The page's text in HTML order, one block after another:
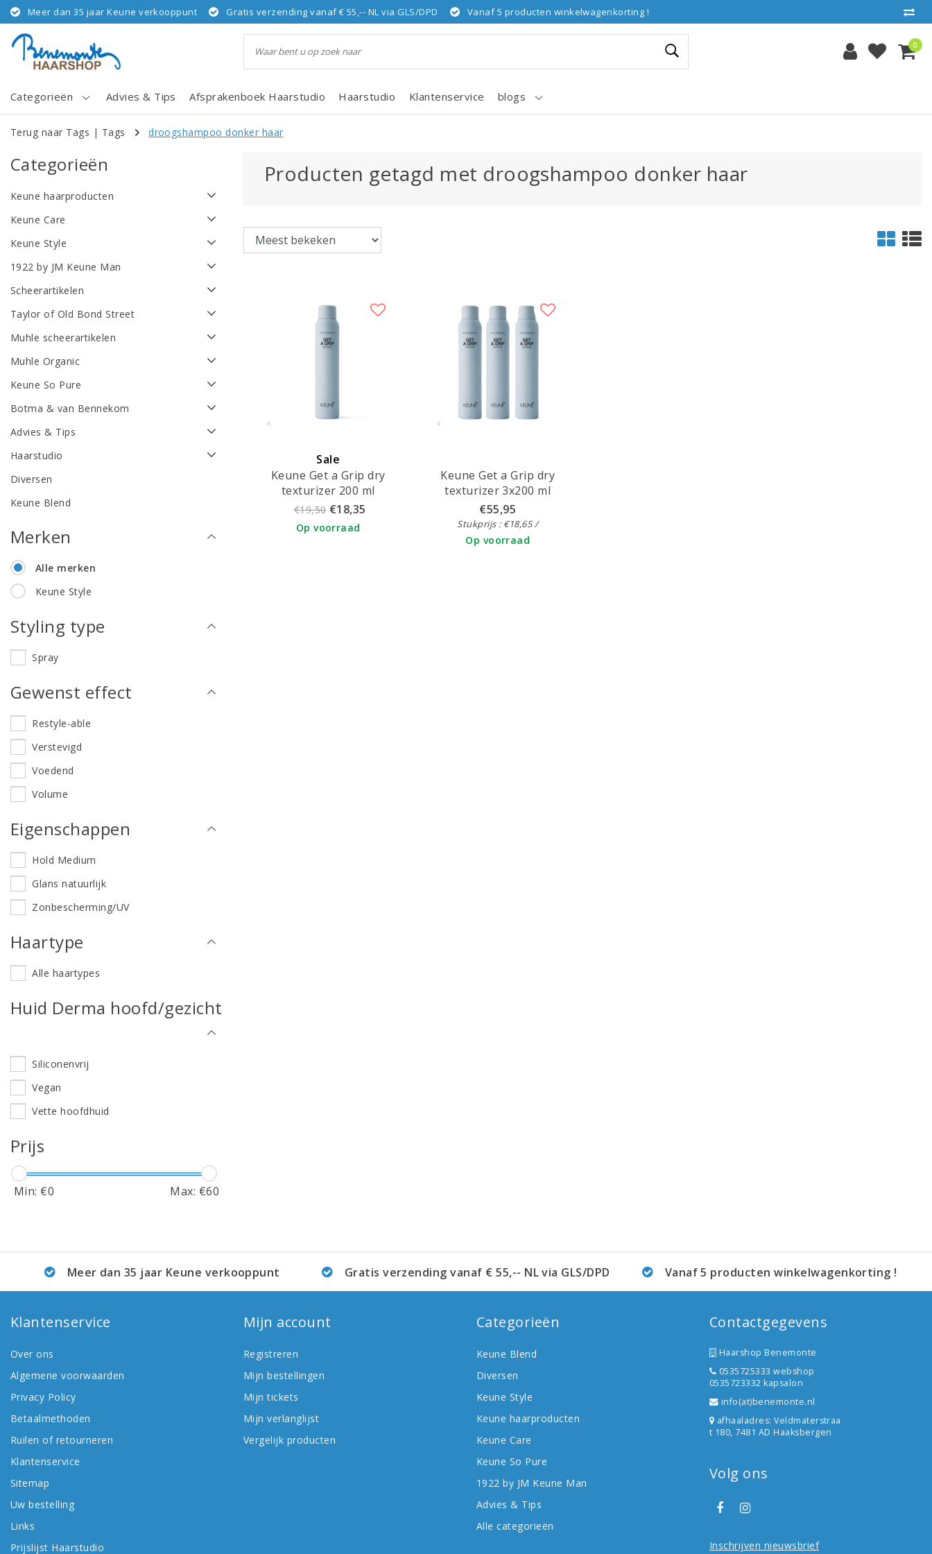
Meer dan 35 jaar Keune verkooppunt Gratis verzending vanaf € 55,-- NL via GLS/DPD Vanaf 5 producten winkelwagenkorting !
0
Categorieën Advies & Tips Afsprakenboek Haarstudio Haarstudio Klantenservice blogs
Terug naar Tags | Tags droogshampoo donker haar
Categorieën
Keune haarproducten
Keune Care
Keune Style
1922 by JM Keune Man
Scheerartikelen
Taylor of Old Bond Street
Muhle scheerartikelen
Muhle Organic
Keune So Pure
Botma & van Bennekom
Advies & Tips
Haarstudio
Diversen
Keune Blend
Merken
Alle merken
Keune Style
Styling type
Spray
Gewenst effect
Restyle-able
Verstevigd
Voedend
Volume
Eigenschappen
Hold Medium
Glans natuurlijk
Zonbescherming/UV
Haartype
Alle haartypes
Huid Derma hoofd/gezicht
Siliconenvrij
Vegan
Vette hoofdhuid
Prijs
Min: €0 Max: €60
Producten getagd met droogshampoo donker haar
Sale
Keune Get a Grip dry
texturizer 200 ml
€19,50 €18,35
Op voorraad
Keune Get a Grip dry
texturizer 3x200 ml
€55,95
Stukprijs : €18,65 /
Op voorraad
Meer dan 35 jaar Keune verkooppunt Gratis verzending vanaf € 55,-- NL via GLS/DPD Vanaf 5 producten winkelwagenkorting !
Klantenservice
Over ons
Algemene voorwaarden
Privacy Policy
Betaalmethoden
Ruilen of retourneren
Klantenservice
Sitemap
Uw bestelling
Links
Prijslijst Haarstudio
Mijn account
Registreren
Mijn bestellingen
Mijn tickets
Mijn verlanglijst
Vergelijk producten
Categorieën
Keune Blend
Diversen
Keune Style
Keune haarproducten
Keune Care
Keune So Pure
1922 by JM Keune Man
Advies & Tips
Alle categorieën
Contactgegevens
Haarshop Benemonte
0535725333 webshop
0535723332 kapsalon
info(at)benemonte.nl
afhaaladres: Veldmaterstraa
t 180, 7481 AD Haaksbergen
Volg ons
Inschrijven nieuwsbrief